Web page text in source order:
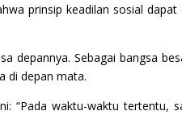
prinsip keadilan sosial
depannya. Sebagai bangsa
di depan mata.
“Pada waktu-waktu tertentu,